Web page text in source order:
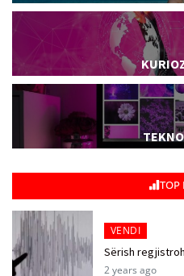
TOP
VENDI
Sërish
2 years ago